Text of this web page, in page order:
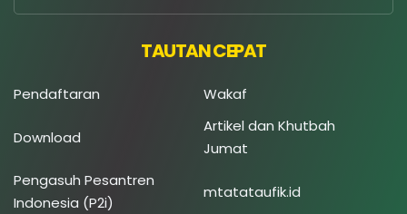
TAUTAN CEPAT
Pendaftaran Wakaf
Download
Artikel dan Khutbah
Jumat
Pengasuh Pesantren
Indonesia (P2i)
mtatataufik.id